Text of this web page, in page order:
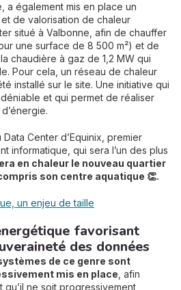
a également mis en place un
de valorisation de chaleur
situé à Valbonne, afin de chauffer
une surface de 8 500 m²) et de
chaudière à gaz de 1,2 MW qui
Pour cela, un réseau de chaleur
installé sur le site. Une initiative qui
et qui permet de réaliser
Center d’Equinix, premier
informatique, qui sera l’un des plus
en chaleur le nouveau quartier
son centre aquatique 👏.
un enjeu de taille
favorisant
des données
de ce genre sont
mis en place, afin
qu’il ne soit progressivement